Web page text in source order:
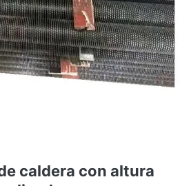
caldera con altura